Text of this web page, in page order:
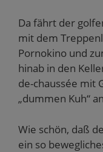
Da fährt der
mit dem
Pornokino und
hinab in den
de-chaussée mit
„dummen Kuh“
Wie schön, daß
ein so